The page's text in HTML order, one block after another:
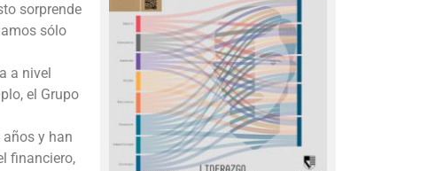
sorprende
sólo
a nivel
el Grupo
y han
financiero,